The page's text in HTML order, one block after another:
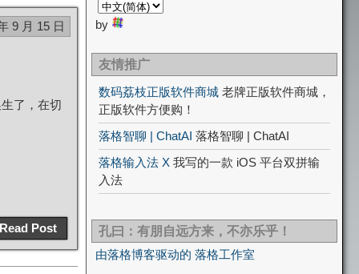
9 月 15 日
了，在切
Read Post
by
友情推广
数码荔枝正版软件商城 老牌正版软件商城，
正版软件方便购！
落格智聊 | ChatAI 落格智聊 | ChatAI
落格输入法 X 我写的一款 iOS 平台双拼输
入法
孔曰：有朋自远方来，不亦乐乎！
由落格博客驱动的 落格工作室